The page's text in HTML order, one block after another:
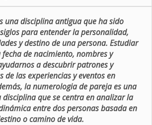
una disciplina antigua que ha sido
para entender la personalidad,
y destino de una persona. Estudiar
de nacimiento, nombres y
a descubrir patrones y
de las experiencias y eventos en
la numerologia de pareja es una
disciplina que se centra en analizar la
entre dos personas basada en
o camino de vida.